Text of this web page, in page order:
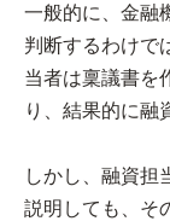
一般的に、金融
判断するわけで
当者は稟議書を
り、結果的に融
しかし、融資担
説明しても、そ